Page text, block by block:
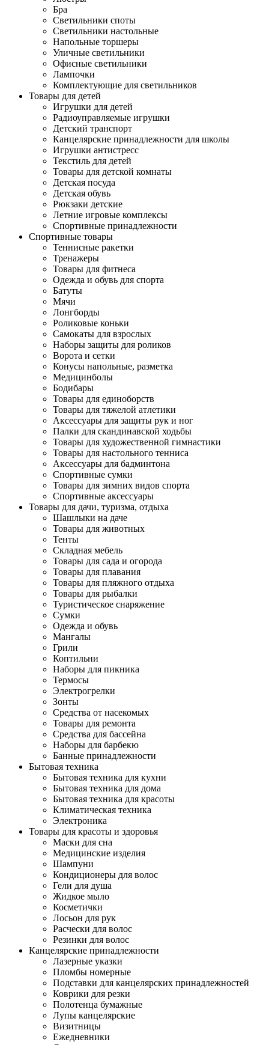
Бра
Светильники споты
Светильники настольные
Напольные торшеры
Уличные светильники
Офисные светильники
Лампочки
Комплектующие для светильников
Товары для детей
Игрушки для детей
Радиоуправляемые игрушки
Детский транспорт
Канцелярские принадлежности для школы
Игрушки антистресс
Текстиль для детей
Товары для детской комнаты
Детская посуда
Детская обувь
Рюкзаки детские
Летние игровые комплексы
Спортивные принадлежности
Спортивные товары
Теннисные ракетки
Тренажеры
Товары для фитнеса
Одежда и обувь для спорта
Батуты
Мячи
Лонгборды
Роликовые коньки
Самокаты для взрослых
Наборы защиты для роликов
Ворота и сетки
Конусы напольные, разметка
Медицинболы
Бодибары
Товары для единоборств
Товары для тяжелой атлетики
Аксессуары для защиты рук и ног
Палки для скандинавской ходьбы
Товары для художественной гимнастики
Товары для настольного тенниса
Аксессуары для бадминтона
Спортивные сумки
Товары для зимних видов спорта
Спортивные аксессуары
Товары для дачи, туризма, отдыха
Шашлыки на даче
Товары для животных
Тенты
Складная мебель
Товары для сада и огорода
Товары для плавания
Товары для пляжного отдыха
Товары для рыбалки
Туристическое снаряжение
Сумки
Одежда и обувь
Мангалы
Грили
Коптильни
Наборы для пикника
Термосы
Электрогрелки
Зонты
Средства от насекомых
Товары для ремонта
Средства для бассейна
Наборы для барбекю
Банные принадлежности
Бытовая техника
Бытовая техника для кухни
Бытовая техника для дома
Бытовая техника для красоты
Климатическая техника
Электроника
Товары для красоты и здоровья
Маски для сна
Медицинские изделия
Шампуни
Кондиционеры для волос
Гели для душа
Жидкое мыло
Косметички
Лосьон для рук
Расчески для волос
Резинки для волос
Канцелярские принадлежности
Лазерные указки
Пломбы номерные
Подставки для канцелярских принадлежностей
Коврики для резки
Полотенца бумажные
Лупы канцелярские
Визитницы
Ежедневники